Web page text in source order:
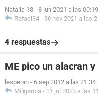
Natalia-18 - 8 jun 2021 a las 00:19
Rafael34 - 30 nov 2021 a las
4 respuestas
ME pico un alacran
lesperan - 6 sep 2012 a las 21:34
Miligarcia - 31 jul 2023 a las